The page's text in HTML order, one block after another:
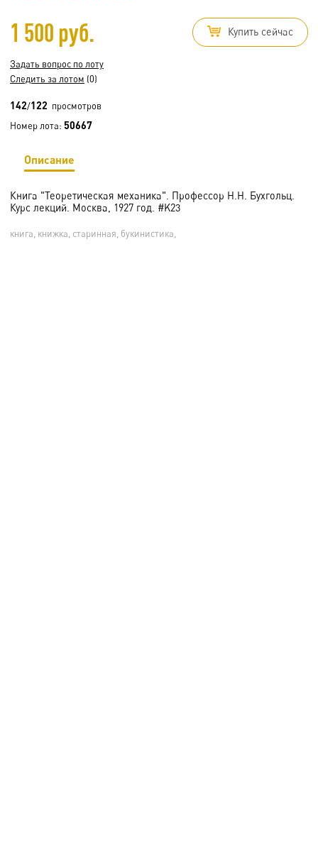
1 500 руб. Купить сейчас
Задать вопрос по лоту
Следить за лотом (0)
142/122 просмотров
Номер лота: 50667
Описание
Книга "Теоретическая механика". Профессор Н.Н. Бухгольц.
Курс лекций. Москва, 1927 год. #K23
книга, книжка, старинная, букинистика,